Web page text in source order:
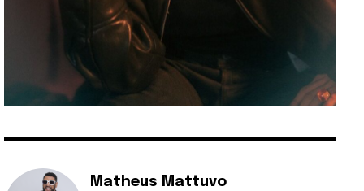
Matheus Mattuvo